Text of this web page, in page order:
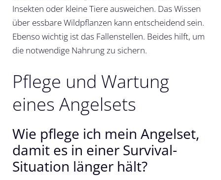
Insekten oder kleine Tiere ausweichen. Das Wissen
über essbare Wildpflanzen kann entscheidend sein.
Ebenso wichtig ist das Fallenstellen. Beides hilft, um
die notwendige Nahrung zu sichern.
Pflege und Wartung
eines Angelsets
Wie pflege ich mein Angelset,
damit es in einer Survival-
Situation länger hält?